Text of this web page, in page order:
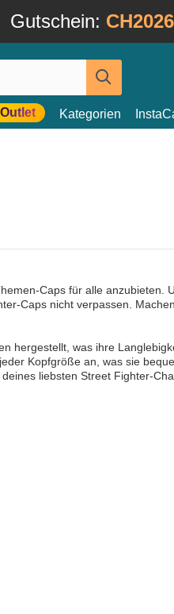
Gutschein: CH2026
Outlet Kategorien
Caps für alle anzubieten.
Caps nicht verpassen.
hergestellt, was ihre
Kopfgröße an, was sie
liebsten Street Fighter-